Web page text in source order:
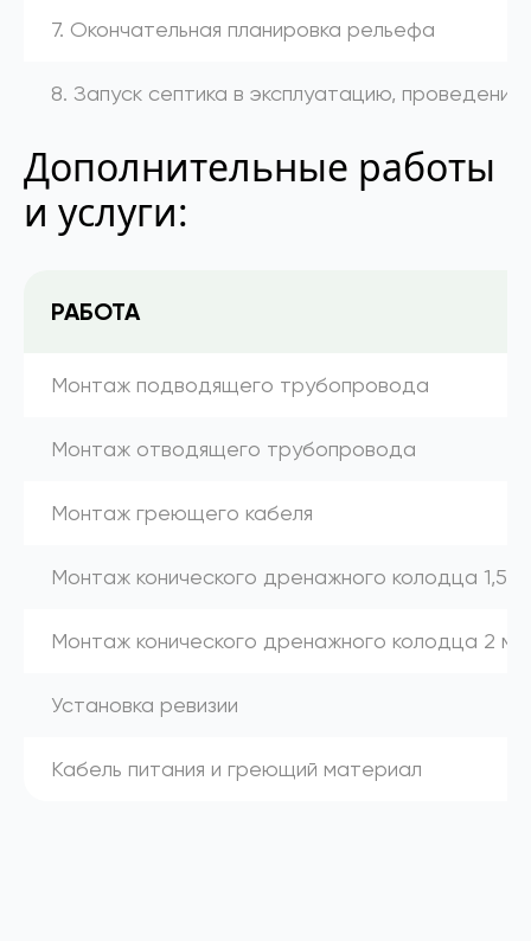
7. Окончательная планировка рельефа
8. Запуск септика в эксплуатацию,
Дополнительные работы
и услуги:
РАБОТА
Монтаж подводящего трубопровода
Монтаж отводящего трубопровода
Монтаж греющего кабеля
Монтаж конического дренажного колодца 1,5 м
Монтаж конического дренажного колодца 2 м
Установка ревизии
Кабель питания и греющий материал